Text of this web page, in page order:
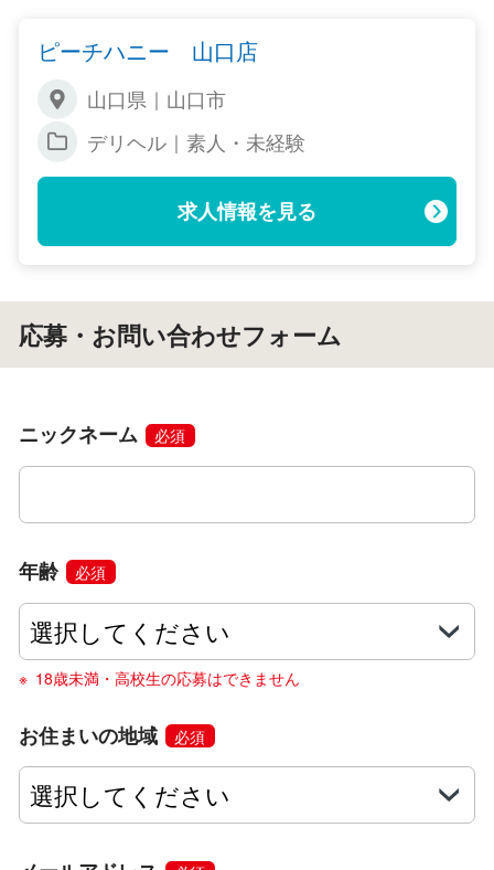
ピーチハニー 山口店
山口県｜山口市
デリヘル｜素人・未経験
求人情報を見る
応募・お問い合わせフォーム
ニックネーム 必須
年齢 必須
18歳未満・高校生の応募はできません
お住まいの地域 必須